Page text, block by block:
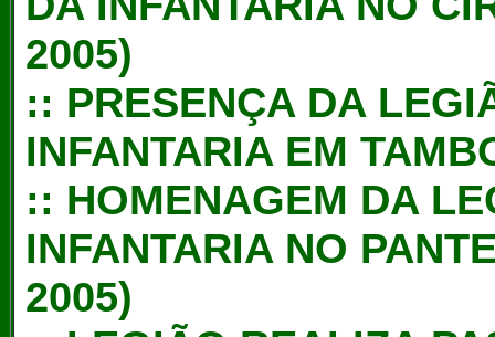
2005)
:: PRESENÇA DA
INFANTARIA EM
:: HOMENAGEM DA
INFANTARIA NO
2005)